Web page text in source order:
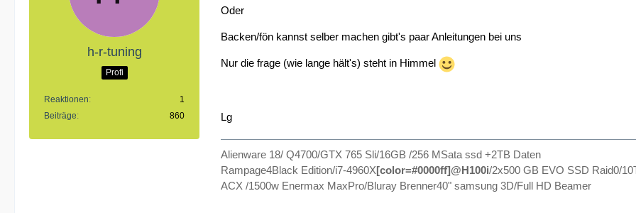
h-r-tuning
Profi
Reaktionen
1
Beiträge
860
Oder
Backen/fön kannst selber machen gibt's paar Anleitungen bei uns
Nur die frage (wie lange hält's) steht in Himmel
Lg
Alienware 18/ Q4700/GTX 765 Sli/16GB /256 MSata ssd +2TB Daten
Rampage4Black Edition/i7-4960X[color=#0000ff]@H100i/2x500 GB EVO SSD Raid0/
ACX /1500w Enermax MaxPro/Bluray Brenner40" samsung 3D/Full HD Beamer